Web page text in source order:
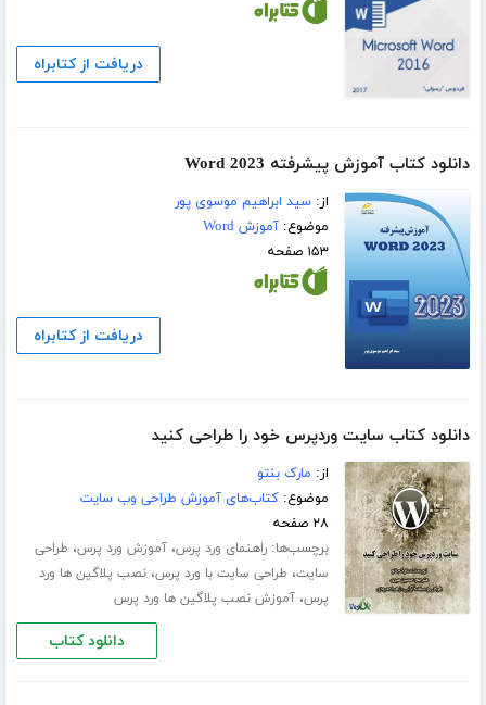
دریافت از کتابراه
دانلود کتاب آموزش پیشرفته Word 2023
از:سید ابراهیم موسوی پور
موضوع:آموزش Word
۱۵۳ صفحه
دریافت از کتابراه
دانلود کتاب سایت وردپرس خود را طراحی کنید
از: مارک بنتو
موضوع:کتاب‌های آموزش طراحی وب سایت
۲۸ صفحه
برچسب‌ها:راهنمای ورد پرس،آموزش ورد پرس، طراحی
سایت، طراحی سایت با ورد پرس،نصب پلاگین ها ورد
پرس،آموزش نصب پلاگین ها ورد پرس
دانلود کتاب